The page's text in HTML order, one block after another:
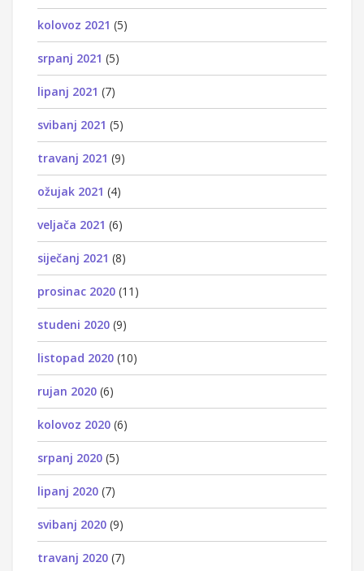
kolovoz 2021 (5)
srpanj 2021 (5)
lipanj 2021 (7)
svibanj 2021 (5)
travanj 2021 (9)
ožujak 2021 (4)
veljača 2021 (6)
siječanj 2021 (8)
prosinac 2020 (11)
studeni 2020 (9)
listopad 2020 (10)
rujan 2020 (6)
kolovoz 2020 (6)
srpanj 2020 (5)
lipanj 2020 (7)
svibanj 2020 (9)
travanj 2020 (7)